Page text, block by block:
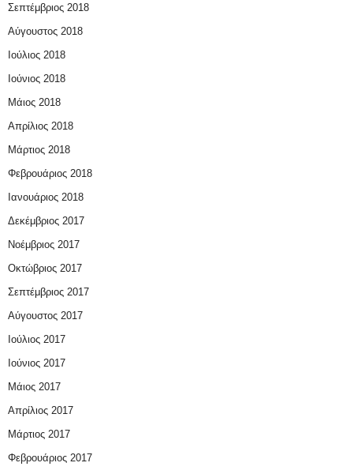
Σεπτέμβριος 2018
Αύγουστος 2018
Ιούλιος 2018
Ιούνιος 2018
Μάιος 2018
Απρίλιος 2018
Μάρτιος 2018
Φεβρουάριος 2018
Ιανουάριος 2018
Δεκέμβριος 2017
Νοέμβριος 2017
Οκτώβριος 2017
Σεπτέμβριος 2017
Αύγουστος 2017
Ιούλιος 2017
Ιούνιος 2017
Μάιος 2017
Απρίλιος 2017
Μάρτιος 2017
Φεβρουάριος 2017